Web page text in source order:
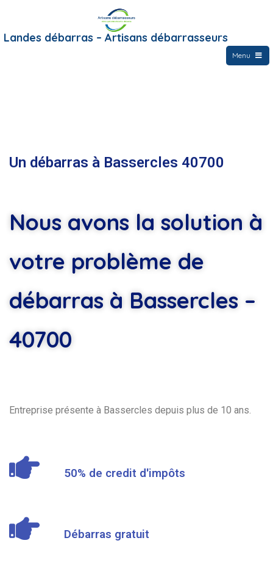
Landes débarras – Artisans débarrasseurs
Menu
Un débarras à Bassercles 40700
Nous avons la solution à
votre problème de
débarras à Bassercles –
40700
Entreprise présente à Bassercles depuis plus de 10 ans.
50% de credit d'impôts
Débarras gratuit